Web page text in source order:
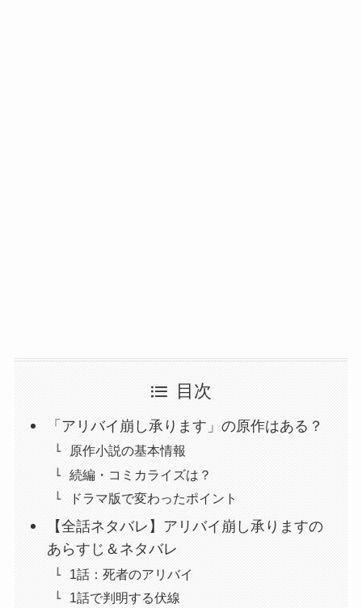
目次
「アリバイ崩し承ります」の原作はある？
原作小説の基本情報
続編・コミカライズは？
ドラマ版で変わったポイント
【全話ネタバレ】アリバイ崩し承りますの
あらすじ＆ネタバレ
1話：死者のアリバイ
1話で判明する伏線